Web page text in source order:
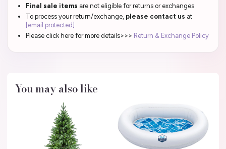
Final sale items are not eligible for returns or exchanges.
To process your return/exchange, please contact us at
[email protected]
Please click here for more details>>> Return & Exchange Policy
You may also like